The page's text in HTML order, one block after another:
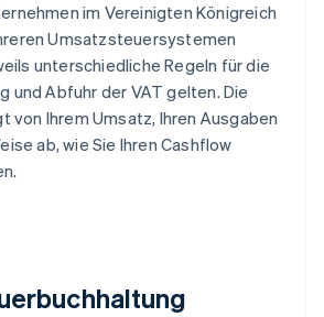
im Vereinigten Königreich
Umsatzsteuersystemen
unterschiedliche Regeln für die
und Abfuhr der VAT gelten. Die
von Ihrem Umsatz, Ihren Ausgaben
ab, wie Sie Ihren Cashflow